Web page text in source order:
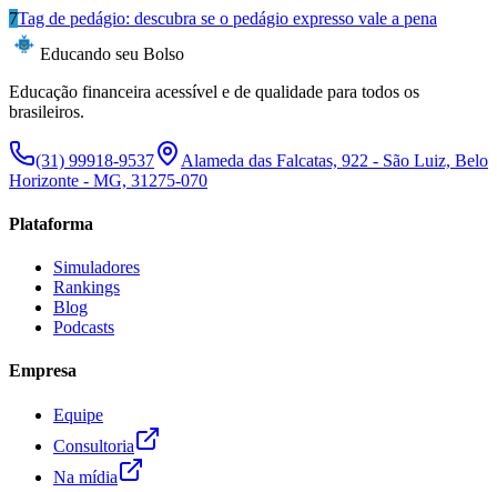
7Tag de pedágio: descubra se o pedágio expresso vale a pena
Educando seu Bolso
Educação financeira acessível e de qualidade para todos os
brasileiros.
(31) 99918-9537
Alameda das Falcatas, 922 - São Luiz, Belo
Horizonte - MG, 31275-070
Plataforma
Simuladores
Rankings
Blog
Podcasts
Empresa
Equipe
Consultoria
Na mídia